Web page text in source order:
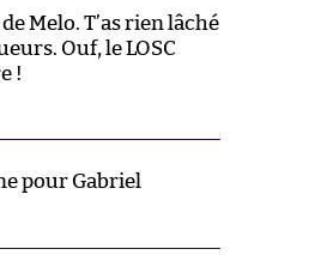
Melo. T’as rien lâché
Ouf, le LOSC
!
pour Gabriel